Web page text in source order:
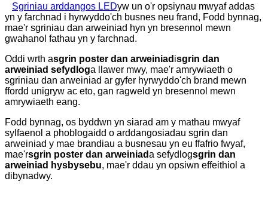
Sgriniau arddangos LEDyw un o'r opsiynau mwyaf addas
yn y farchnad i hyrwyddo'ch busnes neu frand, Fodd bynnag,
mae'r sgriniau dan arweiniad hyn yn bresennol mewn
gwahanol fathau yn y farchnad.
Oddi wrth asgrin poster dan arweiniad isgrin dan
arweiniad sefydloga llawer mwy, mae'r amrywiaeth o
sgriniau dan arweiniad ar gyfer hyrwyddo'ch brand mewn
ffordd unigryw ac eto, gan ragweld yn bresennol mewn
amrywiaeth eang.
Fodd bynnag, os byddwn yn siarad am y mathau mwyaf
sylfaenol a phoblogaidd o arddangosiadau sgrin dan
arweiniad y mae brandiau a busnesau yn eu ffafrio fwyaf,
mae'rsgrin poster dan arweiniada sefydlogsgrin dan
arweiniad hysbysebu, mae'r ddau yn opsiwn effeithiol a
dibynadwy.